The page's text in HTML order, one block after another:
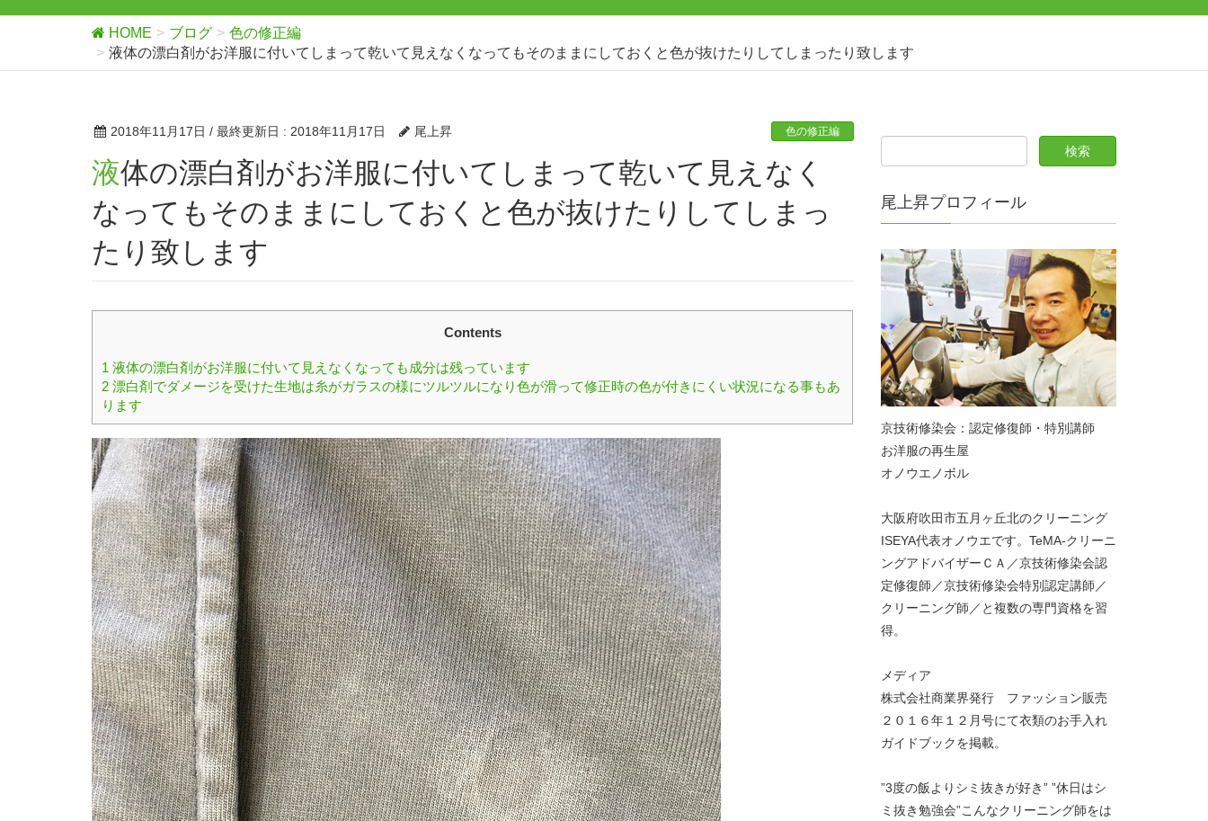
HOME ブログ
色の修正編
液体の漂白剤がお洋服に付いてしまって乾いて見えなくなってもそのままにしておくと色が抜けたりしてしまったり致します
2018年11月17日 / 最終更新日 : 2018年11月17日 尾上昇 色の修正編
液体の漂白剤がお洋服に付いてしまって乾いて見えなく
なってもそのままにしておくと色が抜けたりしてしまっ
たり致します
Contents
1 液体の漂白剤がお洋服に付いて見えなくなっても成分は残っています
2 漂白剤でダメージを受けた生地は糸がガラスの様にツルツルになり色が滑って修正時の色が付きにくい状況になる事もあ
ります
尾上昇プロフィール
京技術修染会：認定修復師・特別講師
お洋服の再生屋
オノウエノボル
大阪府吹田市五月ヶ丘北のクリーニング
ISEYA代表オノウエです。TeMA-クリーニ
ングアドバイザーＣＡ／京技術修染会認
定修復師／京技術修染会特別認定講師／
クリーニング師／と複数の専門資格を習
得。
メディア
株式会社商業界発行 ファッション販売
２０１６年１２月号にて衣類のお手入れ
ガイドブックを掲載。
”3度の飯よりシミ抜きが好き” ”休日はシ
ミ抜き勉強会”こんなクリーニング師をは